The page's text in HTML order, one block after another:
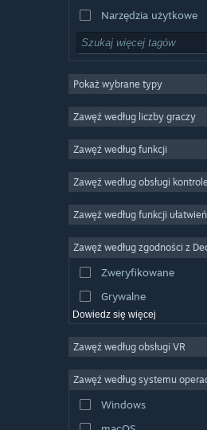
Narzędzia użytkowe
Free to Play
MMO
Niezależne
Rekreacyjne
Symulatory
Obróbka filmów
Obróbka zdjęć
Pokaż wybrane typy
Zawęź według liczby graczy
Zawęź według funkcji
Zawęź według obsługi
Zawęź według funkcji
Zawęź według zgodności z
Zweryfikowane
Grywalne
Dowiedz się więcej
Zawęź według obsługi VR
Zawęź według systemu
Windows